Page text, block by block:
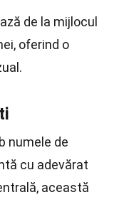
de la mijlocul
oferind o
numele de
cu adevărat
această